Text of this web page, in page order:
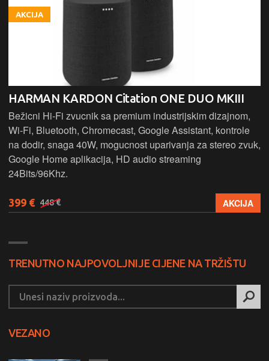
AKCIJA
FALCON ACOUSTICS M10
Kompaktni 2-smjerni Hi-Fi monitor s 5" Falcon B110 bas
jedinicom i SEAS visokotoncem pruža prirodan, detaljan
zvuk i širok frekvencijski raspon od 40 Hz do 25 kHz.
Elegantna završna obrada u prirodnom drvenom furniru.
1.979 € 2.999 € AKCIJA
TRENUTNO NAJPOVOLJNIJE CIJENE NA TRŽIŠTU
VEZANO